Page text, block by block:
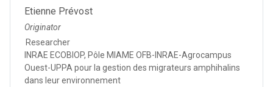
Etienne Prévost
Originator
Researcher
INRAE ECOBIOP, Pôle MIAME OFB-INRAE-Agrocampus
Ouest-UPPA pour la gestion des migrateurs amphihalins
dans leur environnement